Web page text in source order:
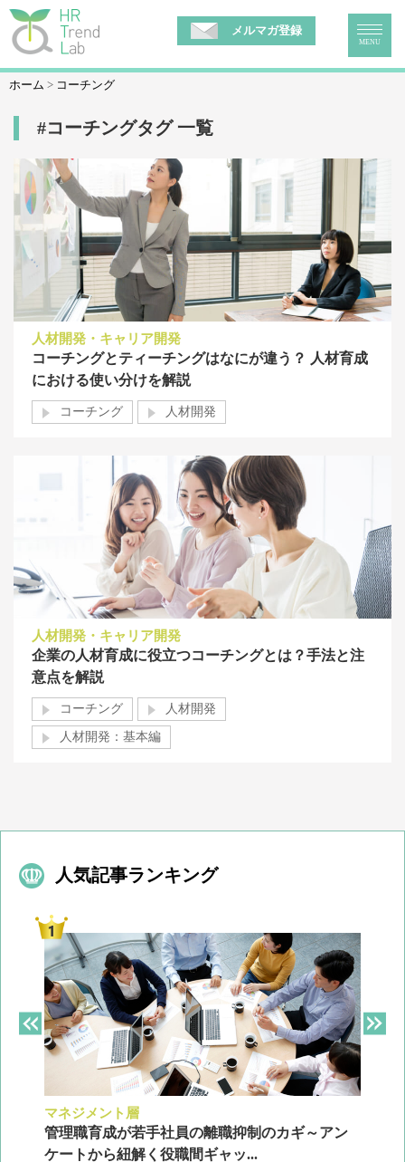
メルマガ登録
MENU
ホーム コーチング
#コーチングタグ 一覧
人材開発・キャリア開発
コーチングとティーチングはなにが違う？ 人材育成
における使い分けを解説
コーチング 人材開発
人材開発・キャリア開発
企業の人材育成に役立つコーチングとは？手法と注
意点を解説
コーチング 人材開発
人材開発：基本編
人気記事ランキング
マネジメント層
管理職育成が若手社員の離職抑制のカギ～アン
ケートから紐解く役職間ギャッ...